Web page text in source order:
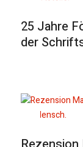
25 Jahre
der